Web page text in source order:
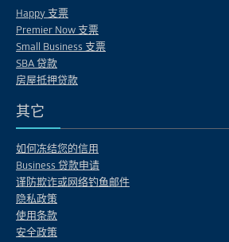
Happy 支票
Premier Now 支票
Small Business 支票
SBA 贷款
房屋抵押贷款
其它
如何冻结您的信用
Business 贷款申请
谨防欺诈或网络钓鱼邮件
隐私政策
使用条款
安全政策